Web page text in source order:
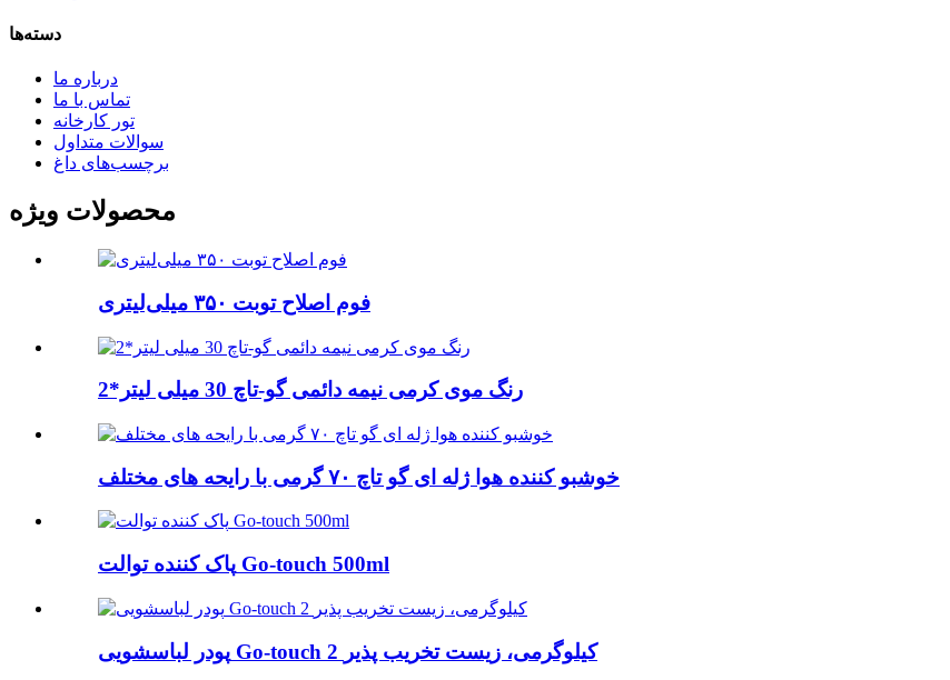
دسته‌ها
درباره ما
تماس با ما
تور کارخانه
سوالات متداول
برچسب‌های داغ
محصولات ویژه
فوم اصلاح توبت ۳۵۰ میلی‌لیتری
رنگ موی کرمی نیمه دائمی گو-تاچ 30 میلی لیتر*2
خوشبو کننده هوا ژله ای گو تاچ ۷۰ گرمی با رایحه های مختلف
پاک کننده توالت Go-touch 500ml
پودر لباسشویی Go-touch 2 کیلوگرمی، زیست تخریب پذیر